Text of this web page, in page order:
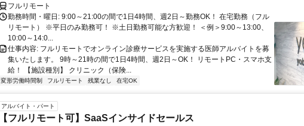
フルリモート
勤務時間・曜日: 9:00～21:00の間で1日4時間、週2日～勤務OK！ 在宅勤務（フル
リモート） ※平日のみ勤務可！ ※土日勤務可能な方歓迎！ ＜例＞9:00～13:00、
10:00～14:0...
仕事内容: フルリモートでオンライン診療サービスを実施する医師アルバイトを募
集いたします。 9時～21時の間で1日4時間、週2日～OK！ リモートPC・スマホ支
給！ 【施設種別】 クリニック（保険...
変形労働時間制 フルリモート 残業なし 在宅OK
アルバイト・パート
【フルリモート可】SaaSインサイドセールス